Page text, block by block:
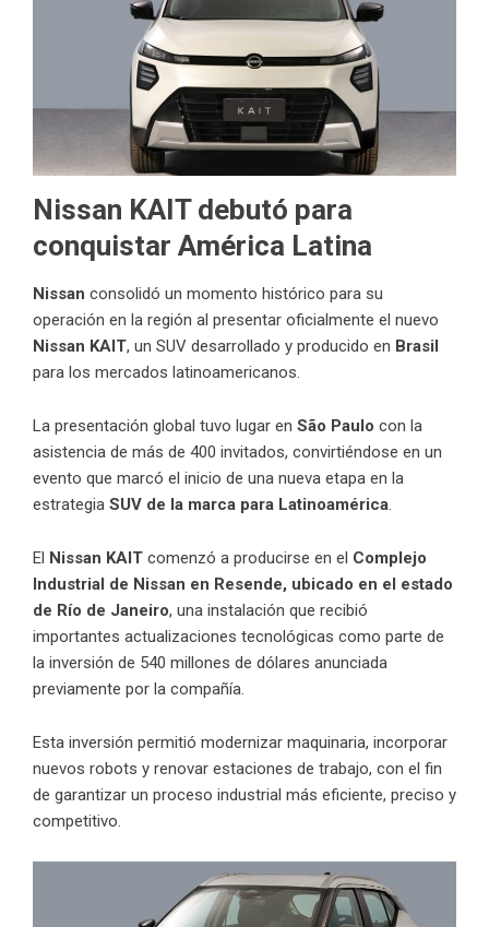
Nissan KAIT debutó para
conquistar América Latina
Nissan consolidó un momento histórico para su
operación en la región al presentar oficialmente el nuevo
Nissan KAIT, un SUV desarrollado y producido en Brasil
para los mercados latinoamericanos.
La presentación global tuvo lugar en São Paulo con la
asistencia de más de 400 invitados, convirtiéndose en un
evento que marcó el inicio de una nueva etapa en la
estrategia SUV de la marca para Latinoamérica
El Nissan KAIT comenzó a producirse en el Complejo
Industrial de Nissan en Resende, ubicado en el estado
de Río de Janeiro, una instalación que recibió
importantes actualizaciones tecnológicas como parte de
la inversión de 540 millones de dólares anunciada
previamente por la compañía.
Esta inversión permitió modernizar maquinaria, incorporar
nuevos robots y renovar estaciones de trabajo, con el fin
de garantizar un proceso industrial más eficiente, preciso y
competitivo.